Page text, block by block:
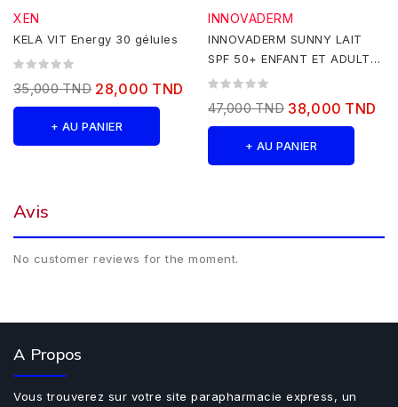
XEN
KELA VIT Energy 30 gélules
35,000 TND 28,000 TND
+ AU PANIER
INNOVADERM
INNOVADERM SUNNY LAIT
SPF 50+ ENFANT ET ADULTE
150 ML
47,000 TND 38,000 TND
+ AU PANIER
Avis
No customer reviews for the moment.
A Propos
Vous trouverez sur votre site parapharmacie express, un